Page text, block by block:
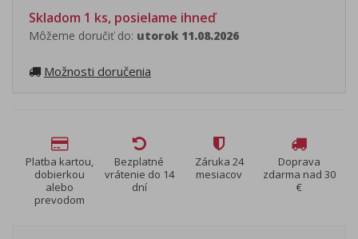
Skladom 1 ks, posielame ihneď
Môžeme doručiť do: utorok 11.08.2026
Možnosti doručenia
Platba kartou,
dobierkou
alebo
prevodom
Bezplatné
vrátenie do 14
dní
Záruka 24
mesiacov
Doprava
zdarma nad 30
€